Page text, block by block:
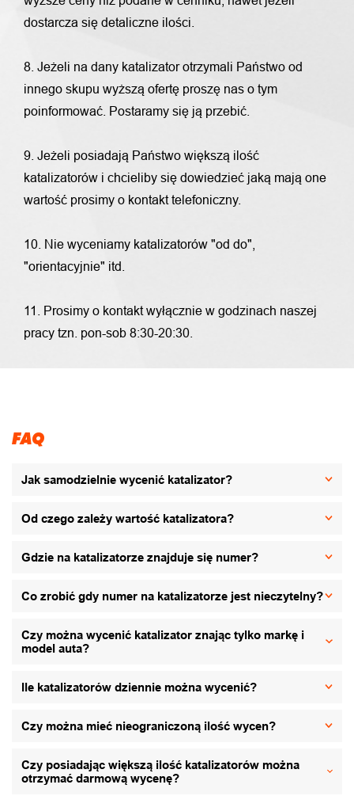
dostarcza się detaliczne ilości.
8. Jeżeli na dany katalizator otrzymali Państwo od
innego skupu wyższą ofertę proszę nas o tym
poinformować. Postaramy się ją przebić.
9. Jeżeli posiadają Państwo większą ilość
katalizatorów i chcieliby się dowiedzieć jaką mają one
wartość prosimy o kontakt telefoniczny.
10. Nie wyceniamy katalizatorów "od do",
"orientacyjnie" itd.
11. Prosimy o kontakt wyłącznie w godzinach naszej
pracy tzn. pon-sob 8:30-20:30.
FAQ
Jak samodzielnie wycenić katalizator?
Od czego zależy wartość katalizatora?
Gdzie na katalizatorze znajduje się numer?
Co zrobić gdy numer na katalizatorze jest nieczytelny?
Czy można wycenić katalizator znając tylko markę i
model auta?
Ile katalizatorów dziennie można wycenić?
Czy można mieć nieograniczoną ilość wycen?
Czy posiadając większą ilość katalizatorów można
otrzymać darmową wycenę?